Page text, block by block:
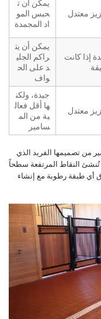
معتدل
يمكن أن ت
حبس المو
اد المجمدة
إذا كانت
يمكن أن يت
راكم الجلي
د على الح
واف
معتدل
جيدة، ولكن
ها أقل فعال
ية من الم
سامير
من تصميمها الفريد الذي
النقاط المرتفعة سطحاً
أي طبقة رطوبة مع إنشاء